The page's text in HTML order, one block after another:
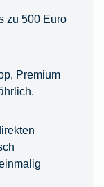
zu 500 Euro
Premium